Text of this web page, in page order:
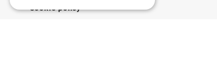
Cookie policy